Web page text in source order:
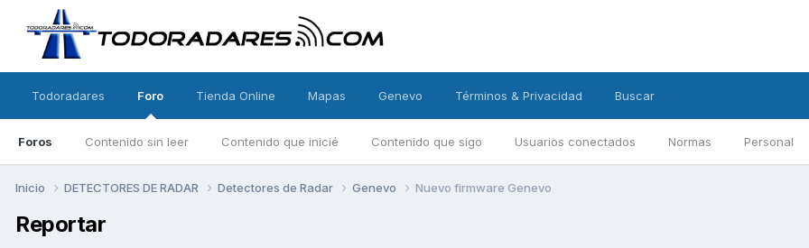
Todoradares Foro
Foros Contenido sin leer Contenido que inicié Contenido que sigo Usuarios conectados Normas Personal
Tienda Online Mapas Genevo Términos & Privacidad Buscar
Inicio DETECTORES DE RADAR Detectores de Radar Genevo Nuevo firmware Genevo
Reportar